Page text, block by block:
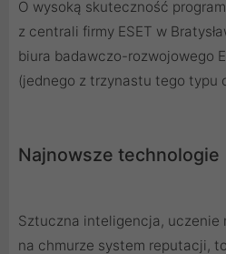
O wysoką skuteczność
z centrali firmy ESET w
biura badawczo-rozwojowego
(jednego z trzynastu tego typu
Najnowsze technologie
Sztuczna inteligencja, uczenie
na chmurze system reputacji,